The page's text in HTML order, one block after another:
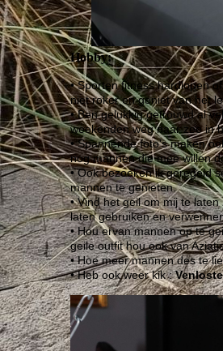
Hobby:
• Sporten fitness hardlopen
niet roker en geniet van het
• Ben gelukkig getrouwd al
weekenden weg naar zee in
• Spannende foto's maken
nog mannen die mee willen
• Ook bezoeken ik geregeld
mannen te genieten.
• Vind het geil om mij te
laten gebruiken en
• Hou ervan mannen op te
geile outfit hou ook van
• Hoe meer mannen des te
• Heb ook weer kik :